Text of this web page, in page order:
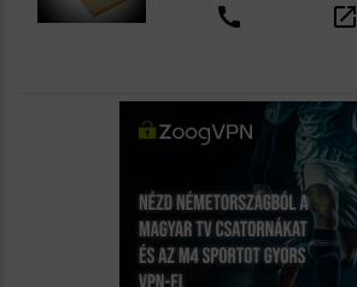
call open_in_new